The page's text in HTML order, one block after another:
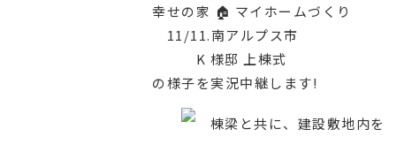
幸せの家 🏠 マイホームづくり
11/11.南アルプス市
K 様邸 上棟式
の様子を実況中継します!
棟梁と共に、建設敷地